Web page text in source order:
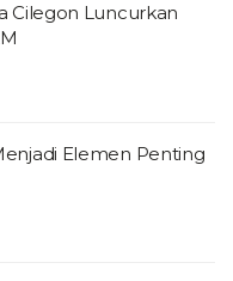
Cilegon Luncurkan
Elemen Penting